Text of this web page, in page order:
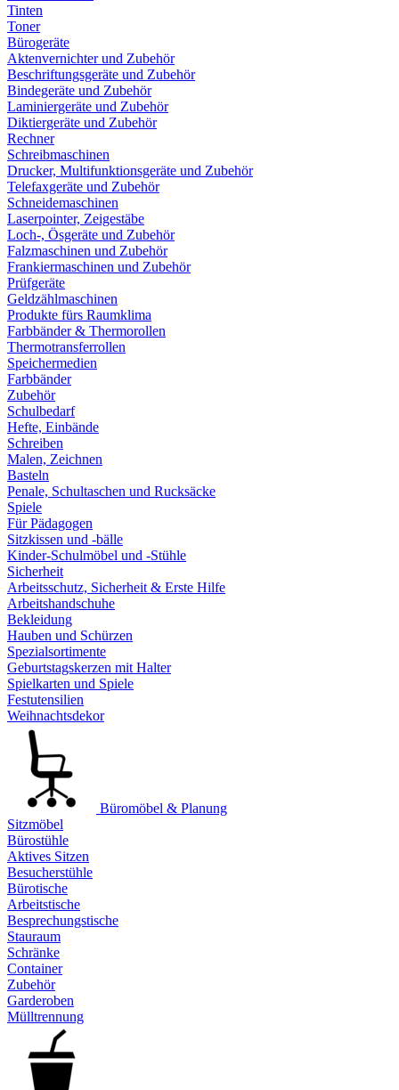
Tinten
Toner
Bürogeräte
Aktenvernichter und Zubehör
Beschriftungsgeräte und Zubehör
Bindegeräte und Zubehör
Laminiergeräte und Zubehör
Diktiergeräte und Zubehör
Rechner
Schreibmaschinen
Drucker, Multifunktionsgeräte und Zubehör
Telefaxgeräte und Zubehör
Schneidemaschinen
Laserpointer, Zeigestäbe
Loch-, Ösgeräte und Zubehör
Falzmaschinen und Zubehör
Frankiermaschinen und Zubehör
Prüfgeräte
Geldzählmaschinen
Produkte fürs Raumklima
Farbbänder & Thermorollen
Thermotransferrollen
Speichermedien
Farbbänder
Zubehör
Schulbedarf
Hefte, Einbände
Schreiben
Malen, Zeichnen
Basteln
Penale, Schultaschen und Rucksäcke
Spiele
Für Pädagogen
Sitzkissen und -bälle
Kinder-Schulmöbel und -Stühle
Sicherheit
Arbeitsschutz, Sicherheit & Erste Hilfe
Arbeitshandschuhe
Bekleidung
Hauben und Schürzen
Spezialsortimente
Geburtstagskerzen mit Halter
Spielkarten und Spiele
Festutensilien
Weihnachtsdekor
Büromöbel & Planung
Sitzmöbel
Bürostühle
Aktives Sitzen
Besucherstühle
Bürotische
Arbeitstische
Besprechungstische
Stauraum
Schränke
Container
Zubehör
Garderoben
Mülltrennung